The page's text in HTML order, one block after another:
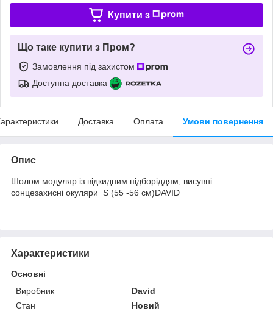
Купити з
Що таке купити з Пром?
Замовлення під захистом
Доступна доставка
Доставка Оплата Умови повернення
Опис
Шолом модуляр із відкидним підборіддям, висувні
сонцезахисні окуляри S (55 -56 см)DAVID
Характеристики
Основні
Виробник
David
Стан
Новий